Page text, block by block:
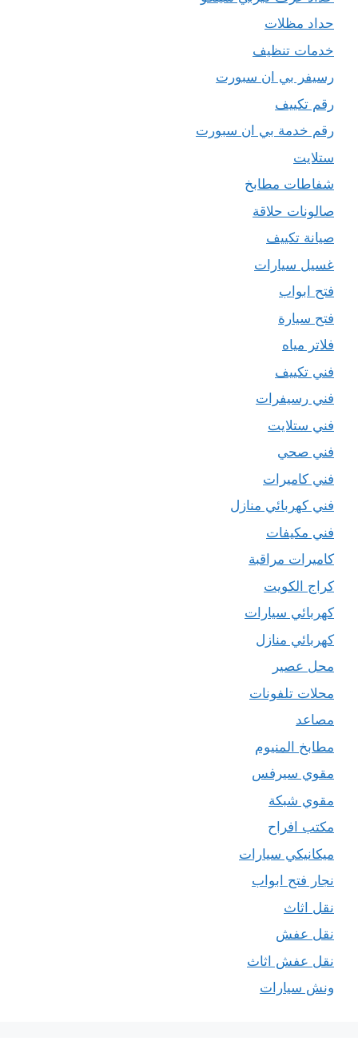
حداد مظلات
خدمات تنظيف
رسيفر بي ان سبورت
رقم تكييف
رقم خدمة بي ان سبورت
ستلايت
شفاطات مطابخ
صالونات حلاقة
صيانة تكييف
غسيل سيارات
فتح ابواب
فتح سيارة
فلاتر مياه
فني تكييف
فني رسيفرات
فني ستلايت
فني صحي
فني كاميرات
فني كهربائي منازل
فني مكيفات
كاميرات مراقبة
كراج الكويت
كهربائي سيارات
كهربائي منازل
محل عصير
محلات تلفونات
مصاعد
مطابخ المنيوم
مقوي سيرفس
مقوي شبكة
مكتب افراح
ميكانيكي سيارات
نجار فتح ابواب
نقل اثاث
نقل عفش
نقل عفش اثاث
ونش سيارات